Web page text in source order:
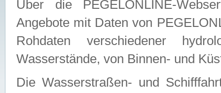
Über die PEGELONLINE-
Angebote mit Daten von
Rohdaten verschiedener
Wasserstände, von Binnen- und
Die Wasserstraßen- und